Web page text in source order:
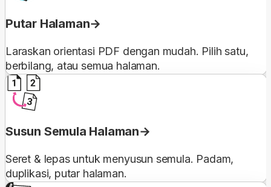
Putar Halaman
Laraskan orientasi PDF dengan mudah. Pilih satu,
berbilang, atau semua halaman.
Susun Semula Halaman
Seret & lepas untuk menyusun semula. Padam,
duplikasi, putar halaman.